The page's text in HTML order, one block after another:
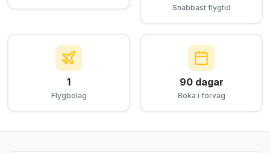
Snabbast flygtid
1
Flygbolag
90 dagar
Boka i förväg